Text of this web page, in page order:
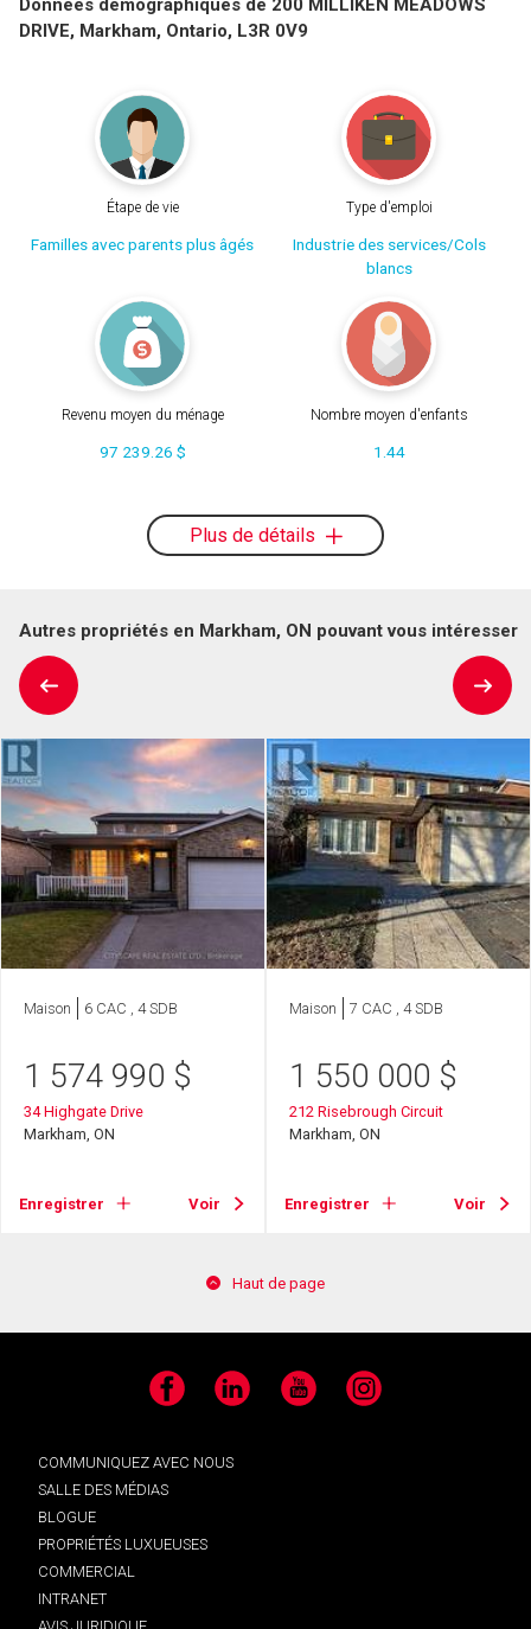
Données démographiques de 200 MILLIKEN MEADOWS
DRIVE, Markham, Ontario, L3R 0V9
Étape de vie
Familles avec parents plus âgés
Type d'emploi
Industrie des services/Cols
blancs
Revenu moyen du ménage
97 239.26 $
Nombre moyen d'enfants
1.44
Plus de détails
Autres propriétés en Markham, ON pouvant vous intéresser
Maison 6 CAC , 4 SDB
1 574 990 $
34 Highgate Drive
Markham, ON
Enregistrer Voir
Maison 7 CAC , 4 SDB
1 550 000 $
212 Risebrough Circuit
Markham, ON
Enregistrer Voir
Haut de page
Facebook LinkedIn YouTube Instagram
COMMUNIQUEZ AVEC NOUS
SALLE DES MÉDIAS
BLOGUE
PROPRIÉTÉS LUXUEUSES
COMMERCIAL
INTRANET